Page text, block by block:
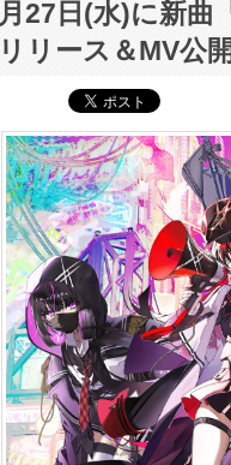
月27日(水)に新曲
リリース＆MV公開